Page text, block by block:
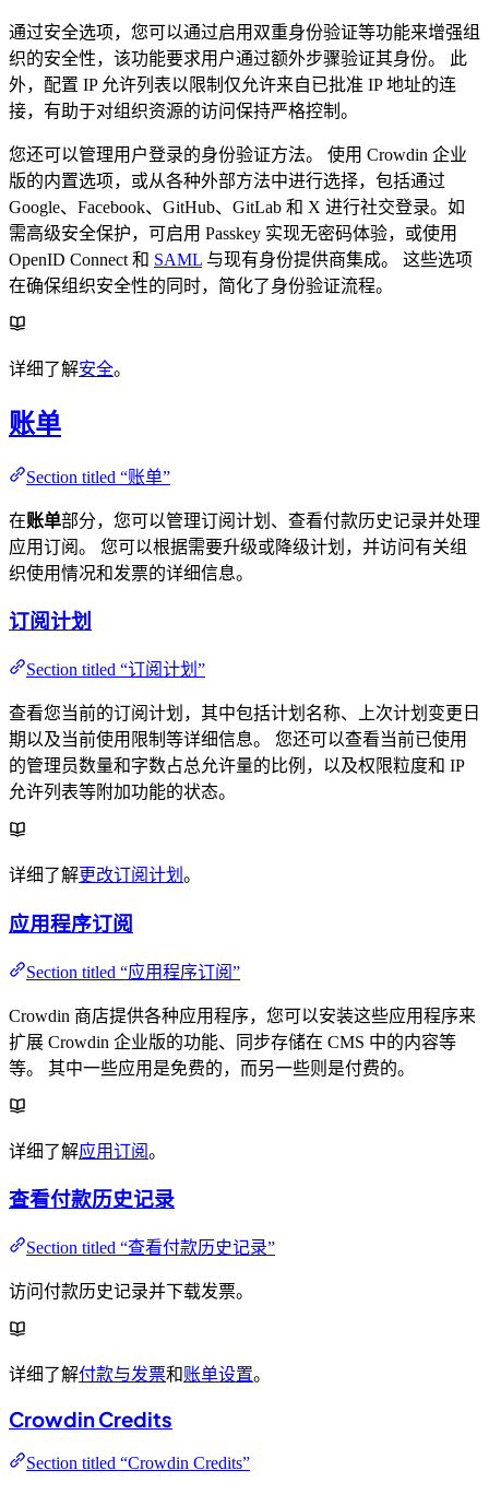
通过安全选项，您可以通过启用双重身份验证等功能来增强组
织的安全性，该功能要求用户通过额外步骤验证其身份。 此
外，配置 IP 允许列表以限制仅允许来自已批准 IP 地址的连
接，有助于对组织资源的访问保持严格控制。
您还可以管理用户登录的身份验证方法。 使用 Crowdin 企业
版的内置选项，或从各种外部方法中进行选择，包括通过
Google、Facebook、GitHub、GitLab 和 X 进行社交登录。如
需高级安全保护，可启用 Passkey 实现无密码体验，或使用
OpenID Connect 和 SAML 与现有身份提供商集成。 这些选项
在确保组织安全性的同时，简化了身份验证流程。
详细了解安全。
账单
Section titled “账单”
在账单部分，您可以管理订阅计划、查看付款历史记录并处理
应用订阅。 您可以根据需要升级或降级计划，并访问有关组
织使用情况和发票的详细信息。
订阅计划
Section titled “订阅计划”
查看您当前的订阅计划，其中包括计划名称、上次计划变更日
期以及当前使用限制等详细信息。 您还可以查看当前已使用
的管理员数量和字数占总允许量的比例，以及权限粒度和 IP
允许列表等附加功能的状态。
详细了解更改订阅计划 。
应用程序订阅
Section titled “应用程序订阅”
Crowdin 商店提供各种应用程序，您可以安装这些应用程序来
扩展 Crowdin 企业版的功能、同步存储在 CMS 中的内容等
等。 其中一些应用是免费的，而另一些则是付费的。
详细了解应用订阅。
查看付款历史记录
Section titled “查看付款历史记录”
访问付款历史记录并下载发票。
详细了解付款与发票和账单设置。
Crowdin Credits
Section titled “Crowdin Credits”